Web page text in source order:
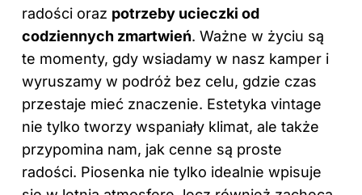
radości oraz potrzeby ucieczki od
codziennych zmartwień. Ważne w życiu są
te momenty, gdy wsiadamy w nasz kamper i
wyruszamy w podróż bez celu, gdzie czas
przestaje mieć znaczenie. Estetyka vintage
nie tylko tworzy wspaniały klimat, ale także
przypomina nam, jak cenne są proste
radości. Piosenka nie tylko idealnie wpisuje